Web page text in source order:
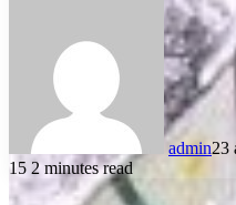
admin23
15 2 minutes read